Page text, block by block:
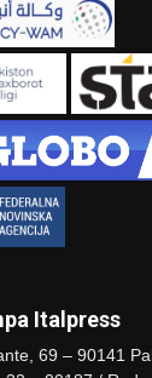
Italpress
69 – 90141